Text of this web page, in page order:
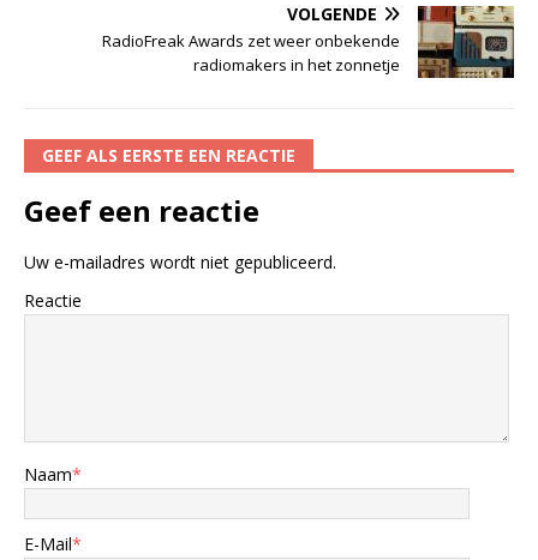
VOLGENDE
RadioFreak Awards zet weer onbekende
radiomakers in het zonnetje
GEEF ALS EERSTE EEN REACTIE
Geef een reactie
Uw e-mailadres wordt niet gepubliceerd.
Reactie
Naam*
E-Mail*